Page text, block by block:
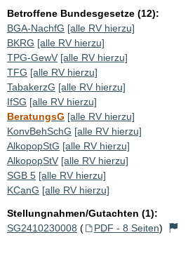
Betroffene Bundesgesetze (12):
BGA-NachfG [alle RV hierzu]
BKRG [alle RV hierzu]
TPG-GewV [alle RV hierzu]
TFG [alle RV hierzu]
TabakerzG [alle RV hierzu]
IfSG [alle RV hierzu]
BeratungsG [alle RV hierzu]
KonvBehSchG [alle RV hierzu]
AlkopopStG [alle RV hierzu]
AlkopopStV [alle RV hierzu]
SGB 5 [alle RV hierzu]
KCanG [alle RV hierzu]
Stellungnahmen/Gutachten (1):
SG2410230008 ( PDF - 8 Seiten)